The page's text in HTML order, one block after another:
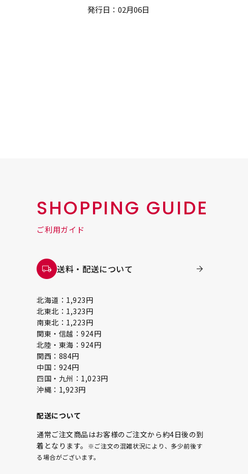
発行日：02月06日
SHOPPING GUIDE
ご利用ガイド
送料・配送について
北海道：1,923円
北東北：1,323円
南東北：1,223円
関東・信越：924円
北陸・東海：924円
関西：884円
中国：924円
四国・九州：1,023円
沖縄：1,923円
配送について
通常ご注文商品はお客様のご注文から約4日後の到
着となります。
※ご注文の混雑状況により、多少前後す
る場合がございます。